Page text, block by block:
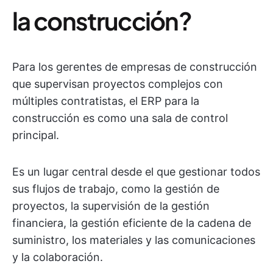
la construcción?
Para los gerentes de empresas de construcción
que supervisan proyectos complejos con
múltiples contratistas, el ERP para la
construcción es como una sala de control
principal.
Es un lugar central desde el que gestionar todos
sus flujos de trabajo, como la gestión de
proyectos, la supervisión de la gestión
financiera, la gestión eficiente de la cadena de
suministro, los materiales y las comunicaciones
y la colaboración.